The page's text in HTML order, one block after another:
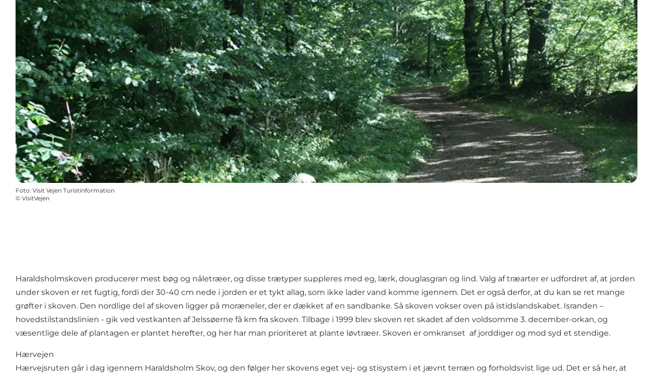
Foto: Visit Vejen Turistinformation
© VisitVejen
Haraldsholmskoven producerer mest bøg og nåletræer, og disse trætyper suppleres med eg, lærk, douglasgran og lind. Valg af træarter er udfordret af, at jorden
under skoven er ret fugtig, fordi der 30-40 cm nede i jorden er et tykt allag, som ikke lader vand komme igennem. Det er også derfor, at du kan se ret mange
grøfter i skoven. Den nordlige del af skoven ligger på moræneler, der er dækket af en sandbanke. Så skoven vokser oven på istidslandskabet. Isranden –
hovedstilstandslinien - gik ved vestkanten af Jelssøerne få km fra skoven. Tilbage i 1999 blev skoven ret skadet af den voldsomme 3. december-orkan, og
væsentlige dele af plantagen er plantet herefter, og her har man prioriteret at plante løvtræer. Skoven er omkranset af jorddiger og mod syd et stendige.
Hærvejen
Hærvejsruten går i dag igennem Haraldsholm Skov, og den følger her skovens eget vej- og stisystem i et jævnt terræn og forholdsvist lige ud. Det er så her, at